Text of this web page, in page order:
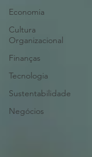
Economia
Cultura
Organizacional
Finanças
Tecnologia
Sustentabilidade
Negócios